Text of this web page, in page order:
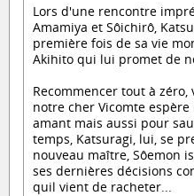
Lors d'une rencontre
Amamiya et Sôichirô,
première fois de sa vie
Akihito qui lui promet de
Recommencer tout à
notre cher Vicomte
amant mais aussi pour
temps, Katsuragi, lui, se
nouveau maître, Sôemon
ses dernières décisions
quil vient de racheter...